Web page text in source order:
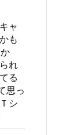
ャ
も
れ
る
思っ
シ